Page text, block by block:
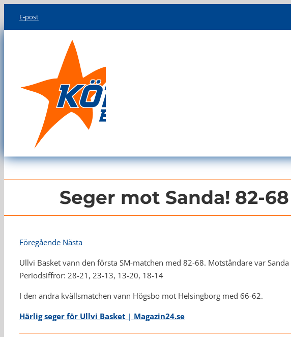
content
E-post
Seger mot Sanda! 82-68
Föregående Nästa
Ullvi Basket vann den första SM-matchen med 82-68. Motståndare var
Periodsiffror: 28-21, 23-13, 13-20, 18-14
I den andra kvällsmatchen vann Högsbo mot Helsingborg med 66-62.
Härlig seger för Ullvi Basket | Magazin24.se